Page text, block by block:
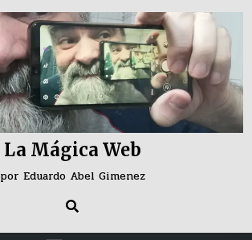
La Mágica Web
por Eduardo Abel Gimenez